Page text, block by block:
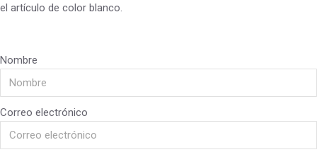
el artículo de color blanco.
Nombre
Correo electrónico